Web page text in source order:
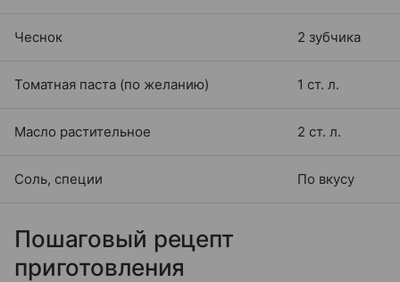
Чеснок 2 зубчика
Томатная паста (по желанию) 1 ст. л.
Масло растительное 2 ст. л.
Соль, специи По вкусу
Пошаговый рецепт
приготовления